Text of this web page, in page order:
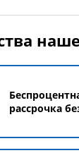
рассрочка